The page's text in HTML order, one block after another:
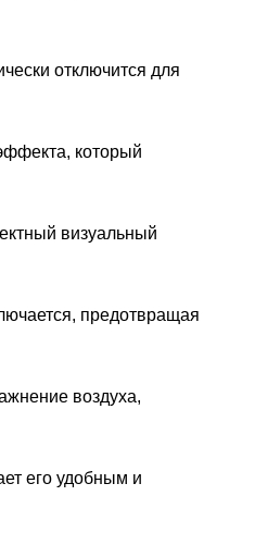
отключится для
который
визуальный
предотвращая
воздуха,
его удобным и